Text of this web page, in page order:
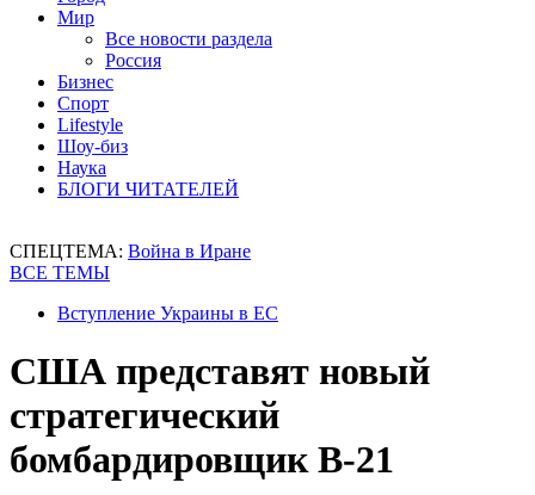
Мир
Все новости раздела
Россия
Бизнес
Спорт
Lifestyle
Шоу-биз
Наука
БЛОГИ ЧИТАТЕЛЕЙ
СПЕЦТЕМА: Война в Иране
ВСЕ ТЕМЫ
Вступление Украины в ЕС
США представят новый
стратегический
бомбардировщик B-21